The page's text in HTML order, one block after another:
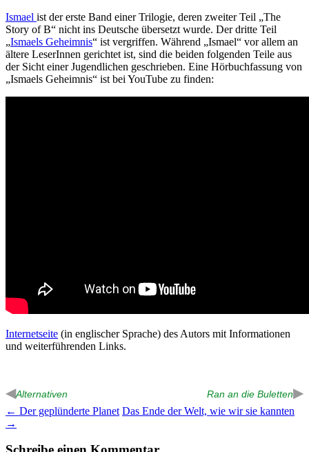
Ismael ist der erste Band einer Trilogie, deren zweiter Teil „The
Story of B“ nicht ins Deutsche übersetzt wurde. Der dritte Teil
„Ismaels Geheimnis“ ist vergriffen. Während „Ismael“ vor allem an
ältere LeserInnen gerichtet ist, sind die beiden folgenden Teile aus
der Sicht einer Jugendlichen geschrieben. Eine Hörbuchfassung von
„Ismaels Geheimnis“ ist bei YouTube zu finden:
Internetseite (in englischer Sprache) des Autors mit Informationen
und weiterführenden Links.
◀Alternativen Ran an die Buletten▶
Beitragsnavigation
← Der geplünderte Planet Das Ende der Welt, wie wir sie kannten
→